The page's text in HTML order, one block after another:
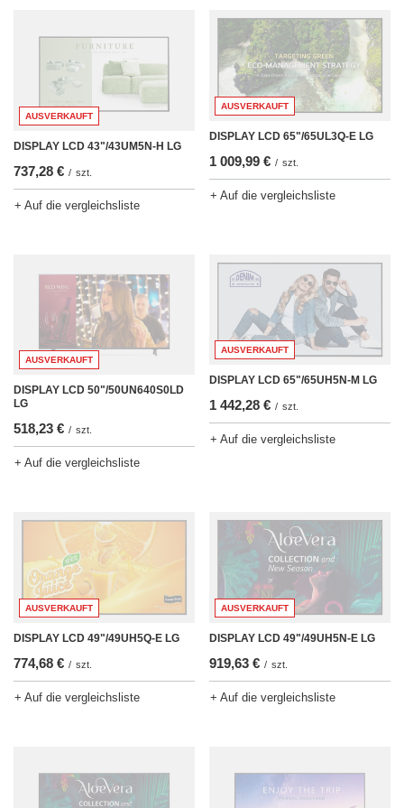
AUSVERKAUFT
DISPLAY LCD 43"/43UM5N-H LG
737,28 € / szt.
+ Auf die vergleichsliste
AUSVERKAUFT
DISPLAY LCD 65"/65UL3Q-E LG
1 009,99 € / szt.
+ Auf die vergleichsliste
AUSVERKAUFT
DISPLAY LCD 50"/50UN640S0LD
LG
518,23 € / szt.
+ Auf die vergleichsliste
AUSVERKAUFT
DISPLAY LCD 65"/65UH5N-M LG
1 442,28 € / szt.
+ Auf die vergleichsliste
AUSVERKAUFT
DISPLAY LCD 49"/49UH5Q-E LG
774,68 € / szt.
+ Auf die vergleichsliste
AUSVERKAUFT
DISPLAY LCD 49"/49UH5N-E LG
919,63 € / szt.
+ Auf die vergleichsliste